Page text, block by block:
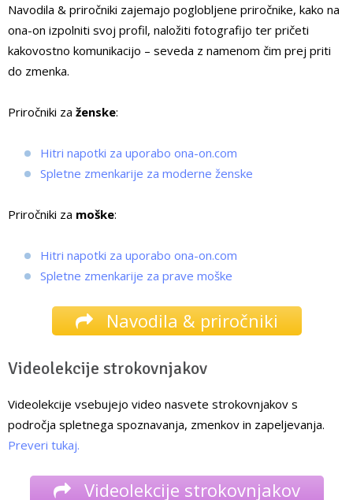
Navodila & priročniki zajemajo poglobljene priročnike, kako na
ona-on izpolniti svoj profil, naložiti fotografijo ter pričeti
kakovostno komunikacijo – seveda z namenom čim prej priti
do zmenka.
Priročniki za ženske:
Hitri napotki za uporabo ona-on.com
Spletne zmenkarije za moderne ženske
Priročniki za moške:
Hitri napotki za uporabo ona-on.com
Spletne zmenkarije za prave moške
Navodila & priročniki
Videolekcije strokovnjakov
Videolekcije vsebujejo video nasvete strokovnjakov s
področja spletnega spoznavanja, zmenkov in zapeljevanja.
Preveri tukaj.
Videolekcije strokovnjakov